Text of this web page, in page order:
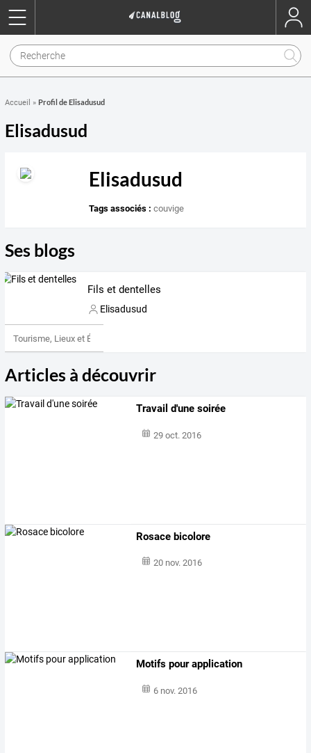
Accueil » Profil de Elisadusud
Elisadusud
Elisadusud
Tags associés : couvige
Ses blogs
Fils et dentelles
Elisadusud
Tourisme, Lieux et Événements
Articles à découvrir
Travail d'une soirée
29 oct. 2016
Rosace bicolore
20 nov. 2016
Motifs pour application
6 nov. 2016